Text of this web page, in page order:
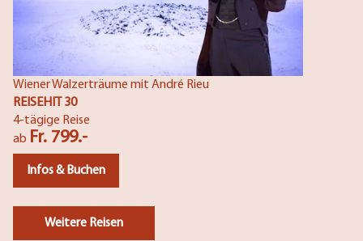
Wiener Walzerträume mit André Rieu
REISEHIT 30
4-tägige Reise
ab Fr. 799.-
Infos & Buchen
Weitere Reisen